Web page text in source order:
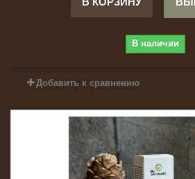
В наличии
Добавить к сравнению